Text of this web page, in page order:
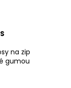
na zip
gumou